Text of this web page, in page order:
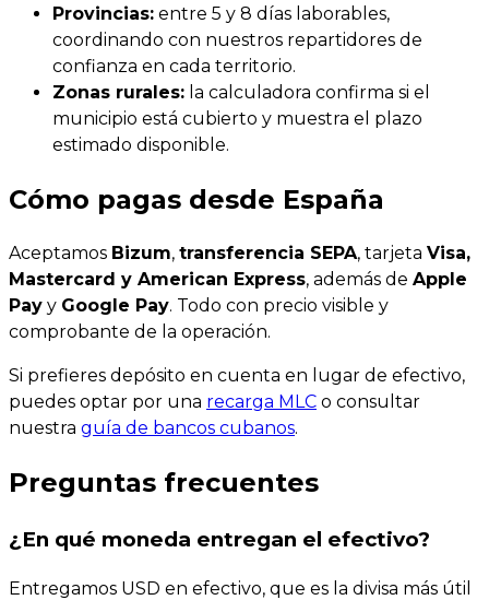
Provincias: entre 5 y 8 días laborables,
coordinando con nuestros repartidores de
confianza en cada territorio.
Zonas rurales: la calculadora confirma si el
municipio está cubierto y muestra el plazo
estimado disponible.
Cómo pagas desde España
Aceptamos Bizum, transferencia SEPA, tarjeta Visa,
Mastercard y American Express, además de Apple
Pay y Google Pay. Todo con precio visible y
comprobante de la operación.
Si prefieres depósito en cuenta en lugar de efectivo,
puedes optar por una recarga MLC o consultar
nuestra guía de bancos cubanos.
Preguntas frecuentes
¿En qué moneda entregan el efectivo?
Entregamos USD en efectivo, que es la divisa más útil